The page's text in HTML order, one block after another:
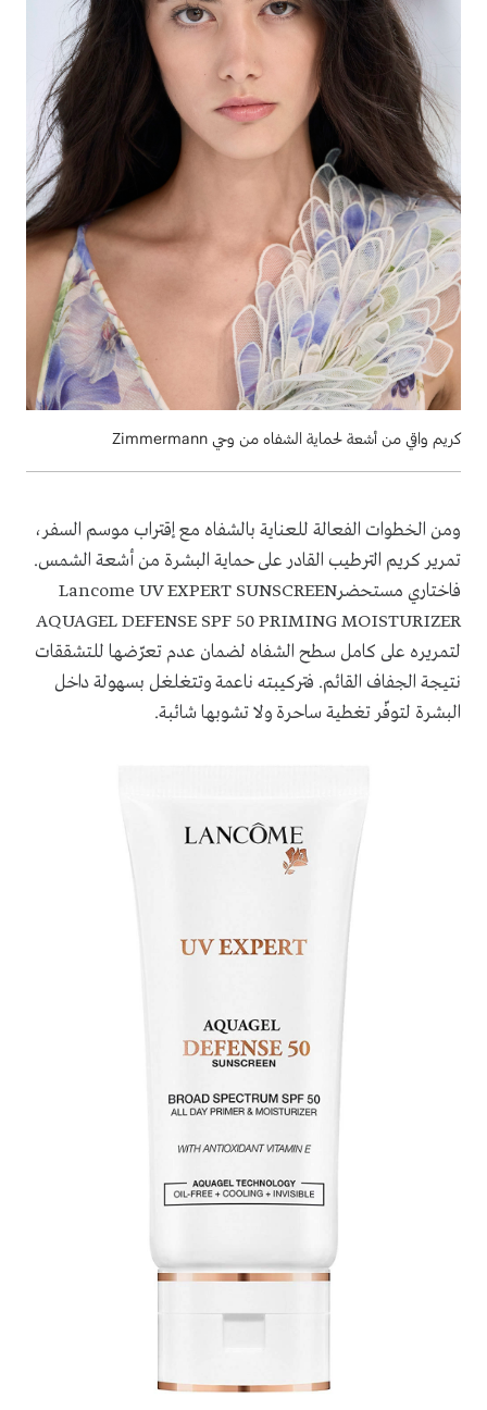
كريم واقي من أشعة لحماية الشفاه من وحي Zimmermann
ومن الخطوات الفعالة للعناية بالشفاه مع إقتراب موسم السفر،
تمرير كريم الترطيب القادر على حماية البشرة من أشعة الشمس.
فاختاري مستحضرLancome UV EXPERT SUNSCREEN
AQUAGEL DEFENSE SPF 50 PRIMING MOISTURIZER
لتمريره على كامل سطح الشفاه لضمان عدم تعرّضها للتشققات
نتيجة الجفاف القائم. فتركيبته ناعمة وتتغلغل بسهولة داخل
البشرة لتوفّر تغطية ساحرة ولا تشوبها شائبة.